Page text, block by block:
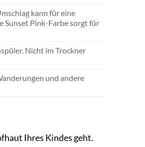
kann für eine
Sunset Pink-Farbe sorgt für
Nicht im Trockner
und andere
Ihres Kindes geht.